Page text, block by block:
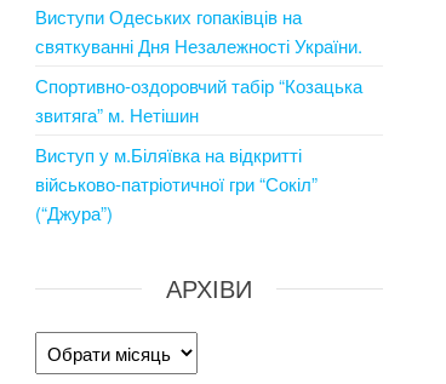
Виступи Одеських гопаківців на
святкуванні Дня Незалежності України.
Спортивно-оздоровчий табір “Козацька
звитяга” м. Нетішин
Виступ у м.Біляївка на відкритті
військово-патріотичної гри “Сокіл”
(“Джура”)
АРХІВИ
Архіви